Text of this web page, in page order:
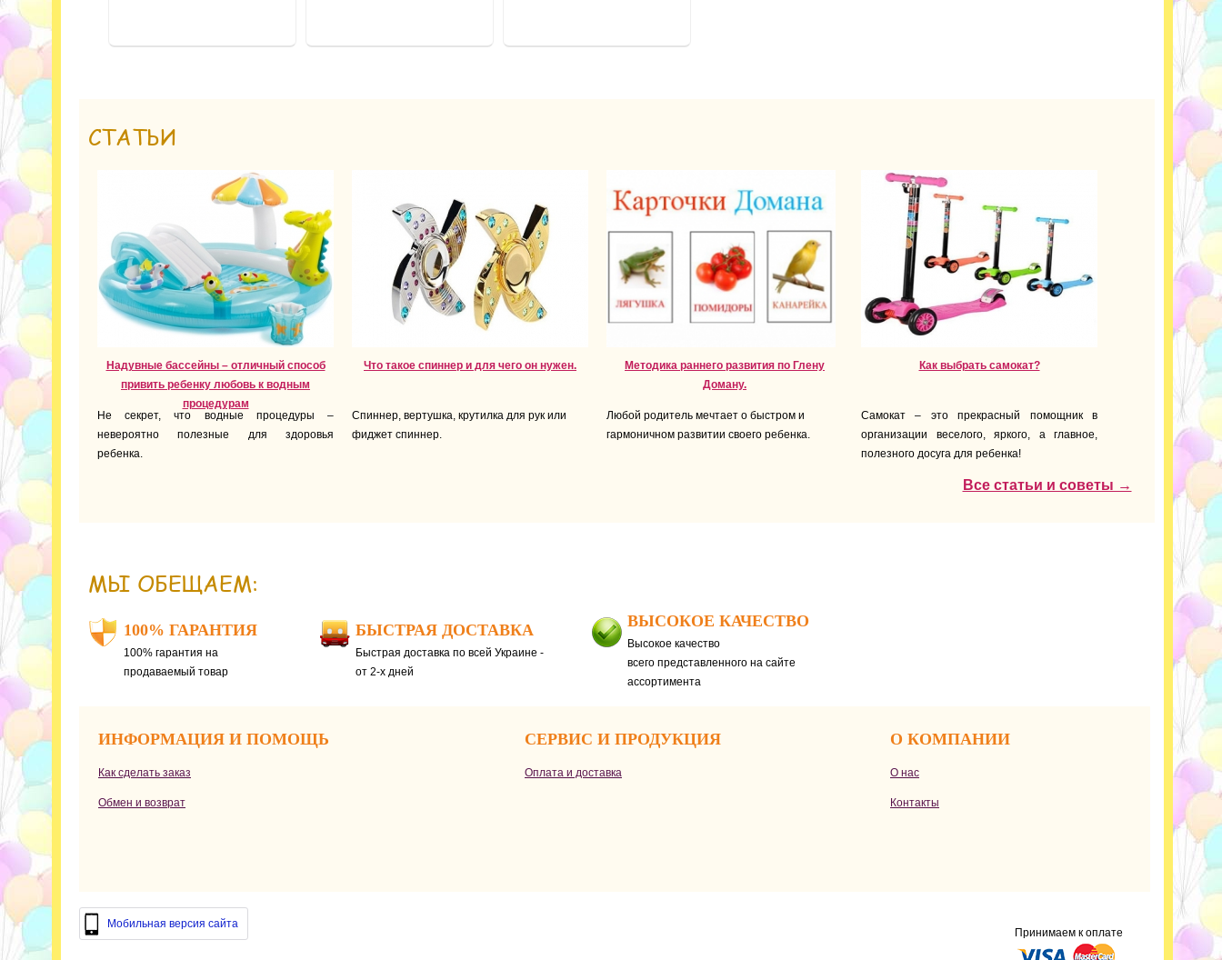
СТАТЬИ
Надувные бассейны – отличный способ
привить ребенку любовь к водным
процедурам
Не секрет, что водные процедуры –
невероятно полезные для здоровья
ребенка.
Что такое спиннер и для чего он нужен.
Спиннер, вертушка, крутилка для рук или
фиджет спиннер.
Методика раннего развития по Глену
Доману.
Любой родитель мечтает о быстром и
гармоничном развитии своего ребенка.
Как выбрать самокат?
Самокат – это прекрасный помощник в
организации веселого, яркого, а главное,
полезного досуга для ребенка!
Все статьи и советы →
МЫ ОБЕЩАЕМ:
100% ГАРАНТИЯ
100% гарантия на
продаваемый товар
БЫСТРАЯ ДОСТАВКА
Быстрая доставка по всей Украине -
от 2-х дней
ВЫСОКОЕ КАЧЕСТВО
Высокое качество
всего представленного на сайте
ассортимента
ИНФОРМАЦИЯ И ПОМОЩЬ СЕРВИС И ПРОДУКЦИЯ О КОМПАНИИ
Как сделать заказ Оплата и доставка О нас
Обмен и возврат Контакты
Мобильная версия сайта
Принимаем к оплате